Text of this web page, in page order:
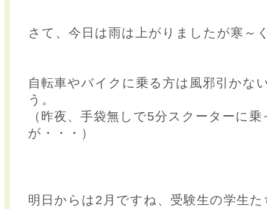
さて、今日は雨は上がりましたが寒～
自転車やバイクに乗る方は風邪引かな
う。
（昨夜、手袋無しで5分スクーターに
が・・・）
明日からは2月ですね、受験生の学生